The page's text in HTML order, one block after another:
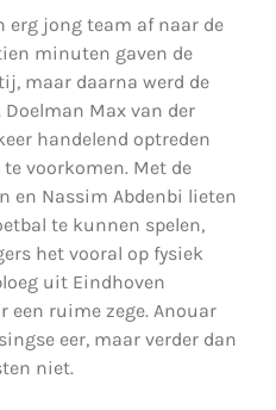
erg jong team af naar de
minuten gaven de
maar daarna werd de
Max van der
handelend optreden
voorkomen. Met de
en Nassim Abdenbi lieten
te kunnen spelen,
het vooral op fysiek
uit Eindhoven
ruime zege. Anouar
eer, maar verder dan
niet.